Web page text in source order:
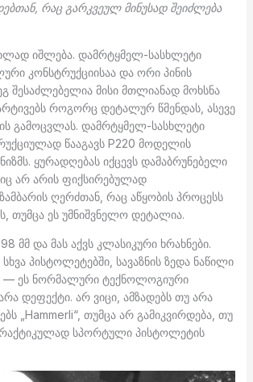
რაც გარკვეულ მინუსად შეიძლება
იშლება. დამრტყმელ-სასხლეტი
კონსტრუქციისაა და ორი პინის
შესაძლებელია მისი მთლიანად მოხსნა
როგორც დეტალურ წმენდას, ასევე
გამოცვლას. დამრტყმელ-სასხლეტი
წააგავს P220 მოდელის
ყურადღებას იქცევს დამაბრუნებელი
არ არის ფიქსირებულად
ღერძთან, რაც აწყობის პროცესს
თუმცა ეს უმნიშვნელო დეტალია.
მმ და მას აქვს კლასიკური ხრახნები.
პისტოლეტებში, სავაზნის ზედა ნაწილი
— ეს ნორმალური ტექნოლოგიური
დეფექტი. არ ვიცი, ამზადებს თუ არა
„Hammerli“, თუმცა არ გამიკვირდება, თუ
სპორტული პისტოლეტის